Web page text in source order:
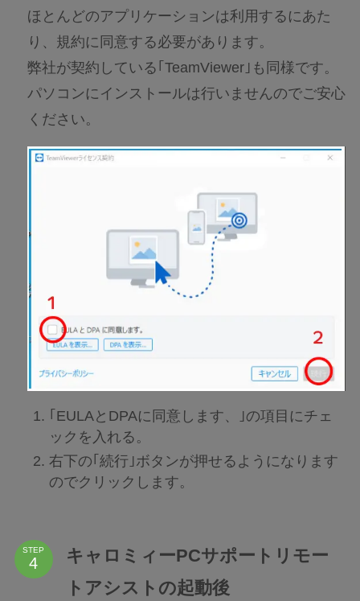
ほとんどのアプリケーションは利用するにあた
り、規約に同意する必要があります。
弊社が契約している｢TeamViewer｣も同様です。
パソコンにインストールは行いませんのでご安心
ください。
｢EULAとDPAに同意します、｣の項目にチェ
ックを入れる。
右下の｢続行｣ボタンが押せるようになります
のでクリックします。
STEP
キャロミィーPCサポートリモー
トアシストの起動後